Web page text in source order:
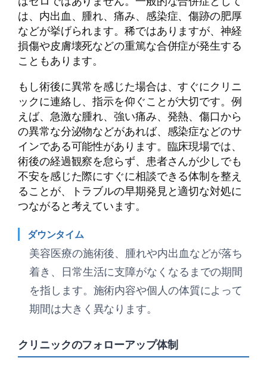
は、内出血、腫れ、痛み、感染症、傷跡の肥厚
などが挙げられます。稀ではありますが、神経
損傷や皮膚壊死などの重篤な合併症が発生する
こともあります。
もし術後に異常を感じた場合は、すぐにクリニ
ックに連絡し、指示を仰ぐことが大切です。例
えば、急激な腫れ、強い痛み、発熱、傷口から
の異常な分泌物などがあれば、感染症などのサ
インである可能性があります。臨床現場では、
術後の経過観察を怠らず、患者さんが少しでも
不安を感じた際にすぐに相談できる体制を整え
ることが、トラブルの早期発見と適切な対処に
つながると考えています。
ダウンタイム
美容医療の施術後、腫れや内出血などが落ち
着き、日常生活に支障がなくなるまでの期間
を指します。施術内容や個人の体質によって
期間は大きく異なります。
クリニックのフォローアップ体制